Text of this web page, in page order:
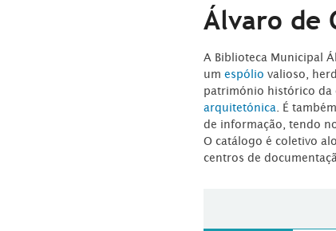
Álvaro de
A Biblioteca Municipal
um espólio valioso,
património histórico da
arquitetónica . É
de informação, tendo
O catálogo é coletivo
centros de